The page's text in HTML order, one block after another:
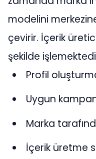
modelini
çevirir. İçerik
şekilde
Profil
Uygun
Marka
İçerik üretme